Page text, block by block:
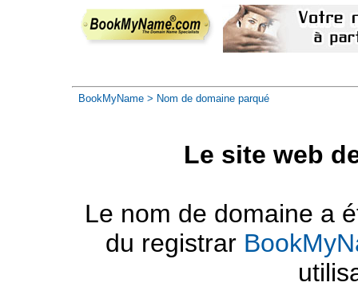
BookMyName > Nom de domaine parqué
Le site web
Le nom de domaine a
du registrar